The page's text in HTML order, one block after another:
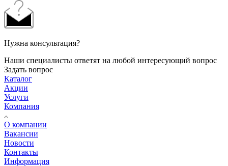
Нужна консультация?
Наши специалисты ответят на любой интересующий вопрос
Задать вопрос
Каталог
Акции
Услуги
Компания
О компании
Вакансии
Новости
Контакты
Информация